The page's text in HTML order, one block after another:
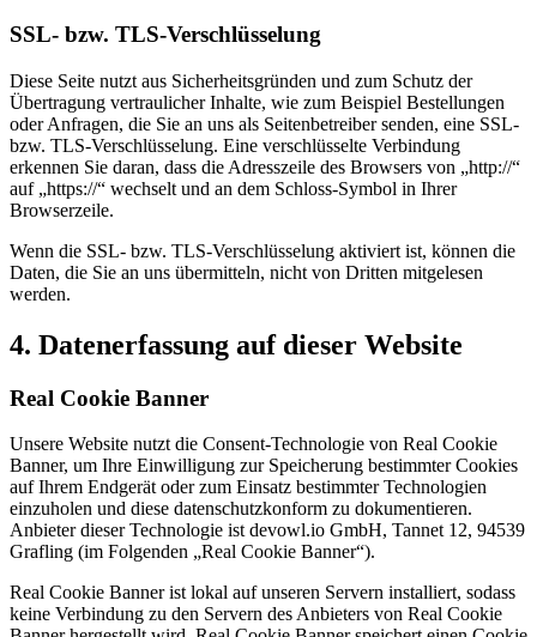
SSL- bzw. TLS-Verschlüsselung
Diese Seite nutzt aus Sicherheitsgründen und zum Schutz der
Übertragung vertraulicher Inhalte, wie zum Beispiel Bestellungen
oder Anfragen, die Sie an uns als Seitenbetreiber senden, eine SSL-
bzw. TLS-Verschlüsselung. Eine verschlüsselte Verbindung
erkennen Sie daran, dass die Adresszeile des Browsers von „http://“
auf „https://“ wechselt und an dem Schloss-Symbol in Ihrer
Browserzeile.
Wenn die SSL- bzw. TLS-Verschlüsselung aktiviert ist, können die
Daten, die Sie an uns übermitteln, nicht von Dritten mitgelesen
werden.
4. Datenerfassung auf dieser Website
Real Cookie Banner
Unsere Website nutzt die Consent-Technologie von Real Cookie
Banner, um Ihre Einwilligung zur Speicherung bestimmter Cookies
auf Ihrem Endgerät oder zum Einsatz bestimmter Technologien
einzuholen und diese datenschutzkonform zu dokumentieren.
Anbieter dieser Technologie ist devowl.io GmbH, Tannet 12, 94539
Grafling (im Folgenden „Real Cookie Banner“).
Real Cookie Banner ist lokal auf unseren Servern installiert, sodass
keine Verbindung zu den Servern des Anbieters von Real Cookie